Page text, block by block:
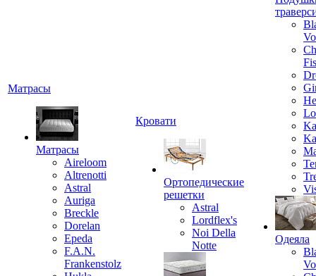
Матрасы
Матрасы
Aireloom
Altrenotti
Astral
Auriga
Breckle
Dorelan
Epeda
F.A.N.
Frankenstolz
Кровати
Ортопедические
решетки
Astral
Lordflex's
Noi Della
Notte
Одеяла